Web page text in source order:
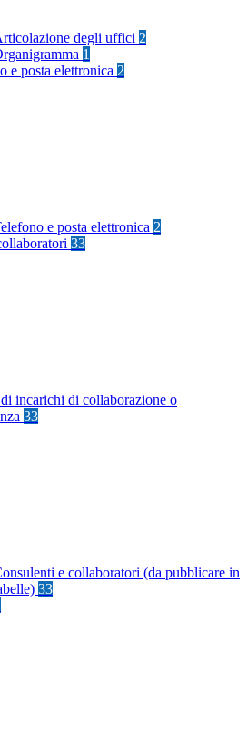
degli uffici 2
1
e posta elettronica 2
e posta elettronica 2
33
incarichi di collaborazione o
33
e collaboratori (da pubblicare in
33